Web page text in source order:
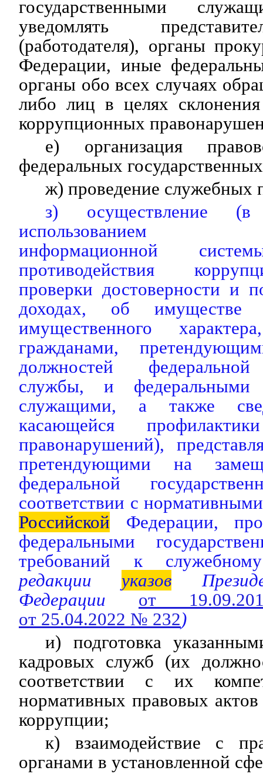
государственными
уведомлять
(работодателя), органы
Федерации, иные
органы обо всех случаях
либо лиц в целях
коррупционных
е) организация
федеральных
ж) проведение служебных
з) осуществление
использованием
информационной
противодействия
проверки достоверности и
доходах, об имуществе и
имущественного
гражданами,
должностей федеральной
службы, и федеральными
служащими, а также
касающейся
правонарушений),
претендующими на
федеральной
соответствии с
Российской Федерации,
федеральными
требований к
редакцииуказов
Федерации от
от 25.04.2022 № 232)
и) подготовка
кадровых служб (их
соответствии с их
нормативных правовых
коррупции;
к) взаимодействие с
органами в установленной